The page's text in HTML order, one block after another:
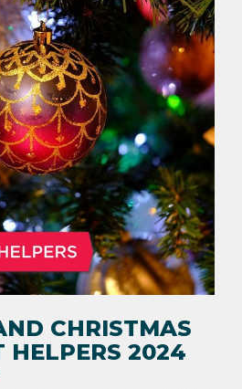
CHRISTMAS
HELPERS 2024